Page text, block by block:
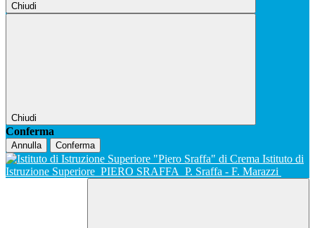
Chiudi
Chiudi
Conferma
Annulla Conferma
Istituto di
Istruzione Superiore PIERO SRAFFA P. Sraffa - F. Marazzi